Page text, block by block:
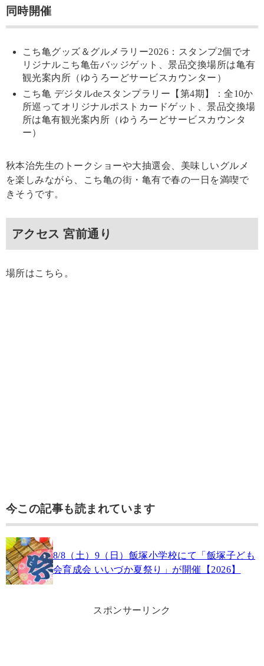
同時開催
こち亀グッズ＆グルメラリー2026：スタンプ2個でオ
リジナルこち亀缶バッジゲット、景品交換場所は亀有
観光案内所（ゆうろーどサービスカウンター）
こち亀 デジタルdeスタンプラリー【第4期】：全10か
所巡ってオリジナルポストカードゲット、景品交換場
所は亀有観光案内所（ゆうろーどサービスカウンタ
ー）
秋本治先生のトークショーや大抽選会、美味しいグルメ
を楽しみながら、こち亀の街・亀有で春の一日を満喫で
きそうです。
アクセス 宮前通り
場所はこちら。
今この記事も読まれています
8/8（土）9（日）飯塚小学校にて「飯塚子ども
会育成会 いいづか夏祭り」が開催【2026】
スポンサーリンク